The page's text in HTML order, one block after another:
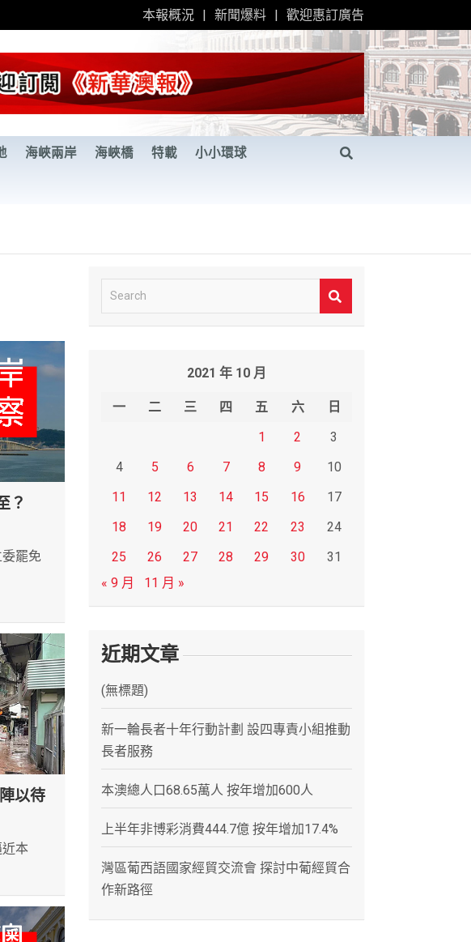
本報概況 新聞爆料 歡迎惠訂廣告
海峽兩岸 海峽橋 特載 小小環球
？
罷免
以待
本
e
2021 年 10 月
一 二 三 四 五 六
日
1
2
3
4
5 6 7 8 9
10
11
12 13 14 15 16
17
18
19 20 21 22 23
24
25
26 27 28 29 30
31
« 9 月
11 月 »
近期文章
(無標題)
新一輪長者十年行動計劃 設四專責小組推動
長者服務
本澳總人口68.65萬人 按年增加600人
上半年非博彩消費444.7億 按年增加17.4%
灣區葡西語國家經貿交流會 探討中葡經貿合
作新路徑